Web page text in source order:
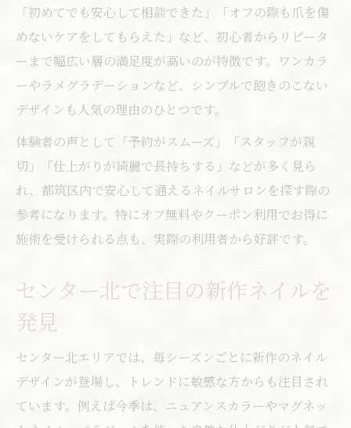
「初めてでも安心して相談できた」「オフの際も爪を傷
めないケアをしてもらえた」など、初心者からリピータ
ーまで幅広い層の満足度が高いのが特徴です。ワンカラ
ーやラメグラデーションなど、シンプルで飽きのこない
デザインも人気の理由のひとつです。
体験者の声として「予約がスムーズ」「スタッフが親
切」「仕上がりが綺麗で長持ちする」などが多く見ら
れ、都筑区内で安心して通えるネイルサロンを探す際の
参考になります。特にオフ無料やクーポン利用でお得に
施術を受けられる点も、実際の利用者から好評です。
センター北で注目の新作ネイルを
発見
センター北エリアでは、毎シーズンごとに新作のネイル
デザインが登場し、トレンドに敏感な方からも注目され
ています。例えば今季は、ニュアンスカラーやマグネッ